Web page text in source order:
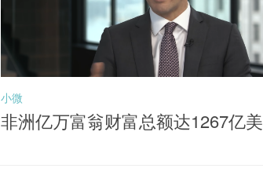
小微
非洲亿万富翁财富总额达1267亿美